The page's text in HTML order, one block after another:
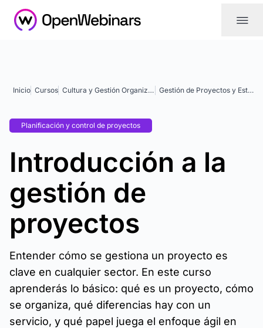
|||
Inicio Cursos Cultura y Gestión Organizacional Gestión de Proyectos y Estrategia
Planificación y control de proyectos
Introducción a la
gestión de
proyectos
Entender cómo se gestiona un proyecto es
clave en cualquier sector. En este curso
aprenderás lo básico: qué es un proyecto, cómo
se organiza, qué diferencias hay con un
servicio, y qué papel juega el enfoque ágil en